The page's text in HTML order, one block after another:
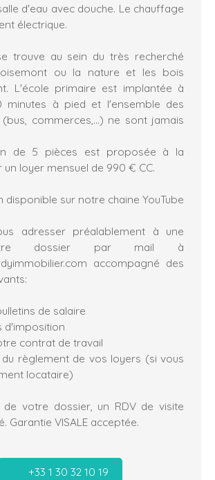
d'eau avec douche. Le chauffage
électrique.
trouve au sein du très recherché
ou la nature et les bois
L'école primaire est implantée à
minutes à pied et l'ensemble des
commerces,...) ne sont jamais
de 5 pièces est proposée à la
loyer mensuel de 990 € CC.
disponible sur notre chaine YouTube
adresser préalablement à une
dossier par mail à
accompagné des
de salaire
d'imposition
contrat de travail
règlement de vos loyers (si vous
locataire)
votre dossier, un RDV de visite
Garantie VISALE acceptée.
+33 1 30 32 10 19